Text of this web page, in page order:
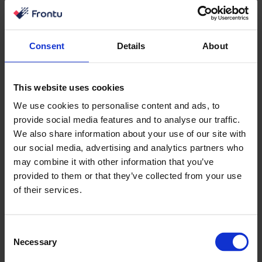
Consent Details About
This website uses cookies
We use cookies to personalise content and ads, to
provide social media features and to analyse our traffic.
We also share information about your use of our site with
our social media, advertising and analytics partners who
may combine it with other information that you’ve
provided to them or that they’ve collected from your use
of their services.
Selection
Necessary